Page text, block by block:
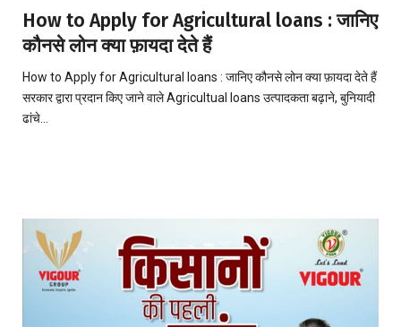
How to Apply for Agricultural loans : जानिए
कौनसे लोन क्या फ़ायदा देते हैं
How to Apply for Agricultural loans : जानिए कौनसे लोन क्या फ़ायदा देते हैं
सरकार द्वारा प्रदान किए जाने वाले Agricultual loans उत्पादकता बढ़ाने, बुनियादी
ढांचे…